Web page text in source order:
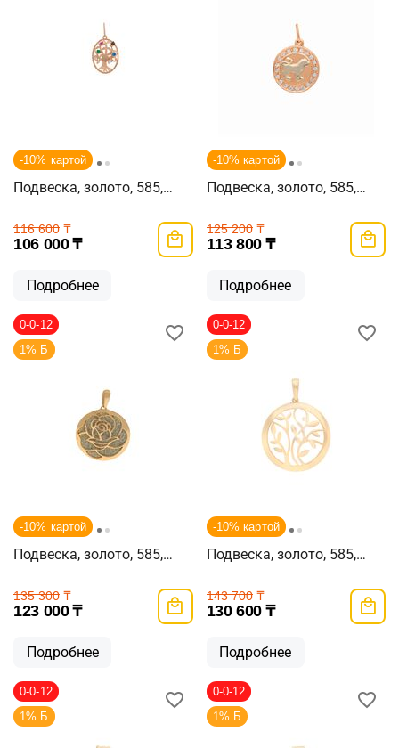
-10% картой
Подвеска, золото, 585,
116 600 ₸
106 000 ₸
Подробнее
-10% картой
Подвеска, золото, 585,
125 200 ₸
113 800 ₸
Подробнее
0-0-12
1% Б
-10% картой
Подвеска, золото, 585,
135 300 ₸
123 000 ₸
Подробнее
0-0-12
1% Б
-10% картой
Подвеска, золото, 585,
143 700 ₸
130 600 ₸
Подробнее
0-0-12
1% Б
0-0-12
1% Б